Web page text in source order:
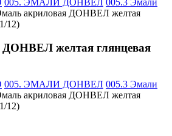
акриловая ДОНВЕЛ желтая
12)
ДОНВЕЛ желтая глянцевая
005. ЭМАЛИ ДОНВЕЛ 005.3 Эмали
акриловая ДОНВЕЛ желтая
12)